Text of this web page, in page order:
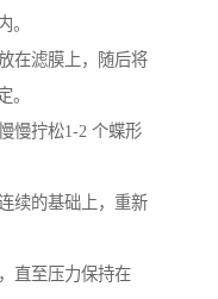
。
在滤膜上，随后将
。
慢拧松1-2 个蝶形
续的基础上，重新
直至压力保持在